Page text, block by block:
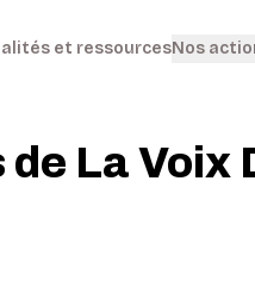
et ressourcesNos
La Voix